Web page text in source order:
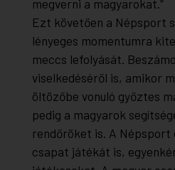
megverni a magyarokat.”
Ezt követően a Népsport
lényeges momentumra
meccs lefolyását.
viselkedéséről is, amikor
öltözőbe vonuló győztes
pedig a magyarok
rendőröket is. A
csapat játékát is,